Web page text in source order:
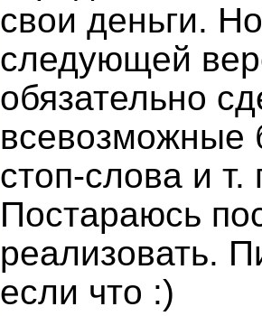
свои деньги.
следующей
обязательно
всевозможные
стоп-слова и т.
Постараюсь
реализовать.
если что :)